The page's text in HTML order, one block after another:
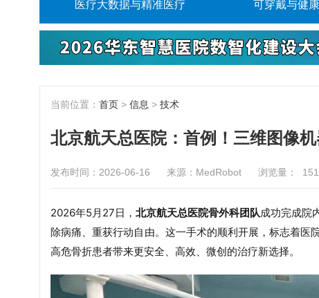
医疗大数据与精准医疗 可穿戴与健
当前位置： 首页 > 信息 > 技术
北京航天总医院：首例！三维图像
发布时间：2026-06-16 来源：MedRobot 浏览量：
2026年5月27日， 北京航天总医院骨外科团队成功完成院
除病痛、重获行动自由。这一手术的顺利开展，标志着医
高危骨折患者带来更安全、高效、微创的治疗新选择。